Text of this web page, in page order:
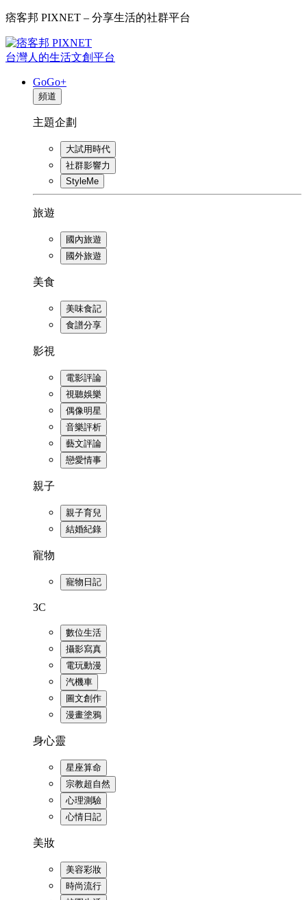
痞客邦 PIXNET – 分享生活的社群平台
台灣人的生活文創平台
GoGo+
頻道
主題企劃
大試用時代
社群影響力
StyleMe
旅遊
國內旅遊
國外旅遊
美食
美味食記
食譜分享
影視
電影評論
視聽娛樂
偶像明星
音樂評析
藝文評論
戀愛情事
親子
親子育兒
結婚紀錄
寵物
寵物日記
3C
數位生活
攝影寫真
電玩動漫
汽機車
圖文創作
漫畫塗鴉
身心靈
星座算命
宗教超自然
心理測驗
心情日記
美妝
美容彩妝
時尚流行